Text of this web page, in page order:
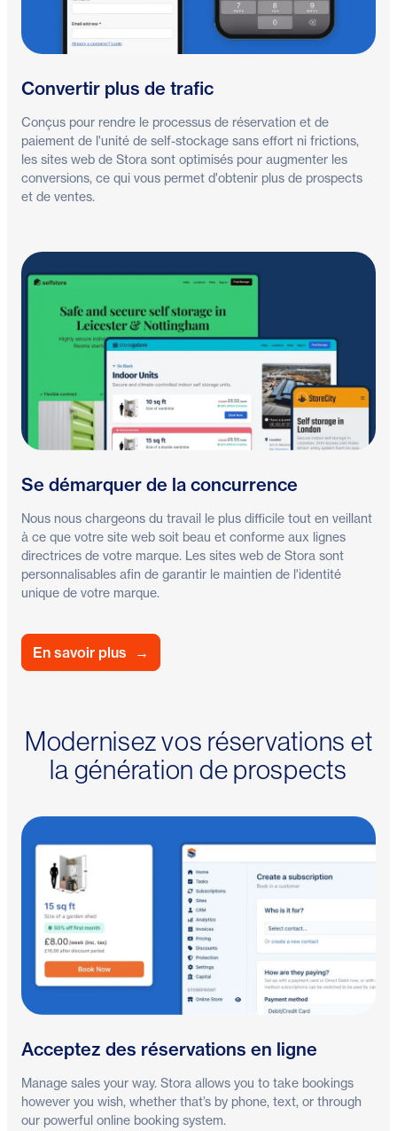
Convertir plus de trafic
Conçus pour rendre le processus de réservation et de
paiement de l'unité de self-stockage sans effort ni frictions,
les sites web de Stora sont optimisés pour augmenter les
conversions, ce qui vous permet d'obtenir plus de prospects
et de ventes.
Se démarquer de la concurrence
Nous nous chargeons du travail le plus difficile tout en veillant
à ce que votre site web soit beau et conforme aux lignes
directrices de votre marque. Les sites web de Stora sont
personnalisables afin de garantir le maintien de l'identité
unique de votre marque.
En savoir plus →
Modernisez vos réservations et
la génération de prospects
Acceptez des réservations en ligne
Manage sales your way. Stora allows you to take bookings
however you wish, whether that’s by phone, text, or through
our powerful online booking system.